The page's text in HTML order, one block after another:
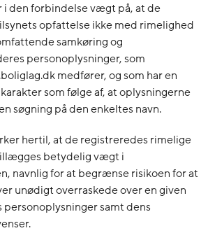
den forbindelse vægt på, at de
opfattelse ikke med rimelighed
samkøring og
personoplysninger, som
medfører, og som har en
som følge af, at oplysningerne
søgning på den enkeltes navn.
hertil, at de registreredes rimelige
betydelig vægt i
navnlig for at begrænse risikoen for at
unødigt overraskede over en given
personoplysninger samt dens